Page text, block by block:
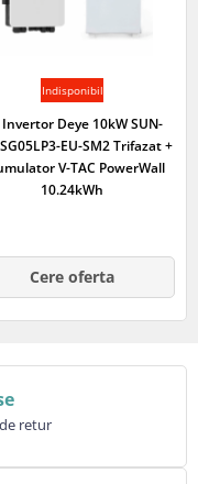
Indisponibil
Deye 10kW SUN-
EU-SM2 Trifazat +
V-TAC PowerWall
10.24kWh
Cere oferta
retur